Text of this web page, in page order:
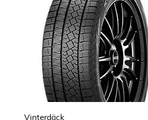
Vinterdäck